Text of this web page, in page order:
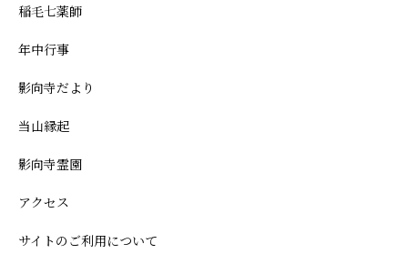
稲毛七薬師
年中行事
影向寺だより
当山縁起
影向寺霊園
アクセス
サイトのご利用について